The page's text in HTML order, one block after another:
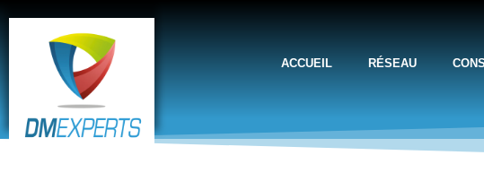
ACCUEIL RÉSEAU